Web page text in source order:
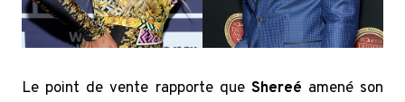
Le point de vente rapporte que Shereé amené son